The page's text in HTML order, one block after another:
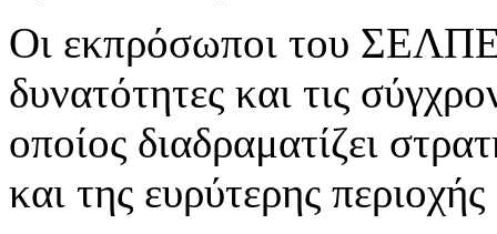
Οι εκπρόσωποι του ΣΕΛΠΕ
δυνατότητες και τις
οποίος διαδραματίζει
και της ευρύτερης